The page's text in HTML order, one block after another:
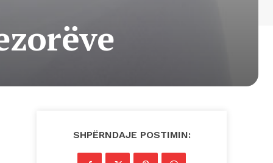
SHPËRNDAJE POSTIMIN: